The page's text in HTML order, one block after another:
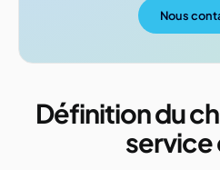
Nous
Définition du
service